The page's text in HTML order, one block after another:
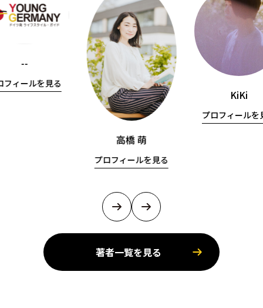
--
フィールを見る
高橋 萌
プロフィールを見る
KiKi
プロフィールを
著者一覧を見る